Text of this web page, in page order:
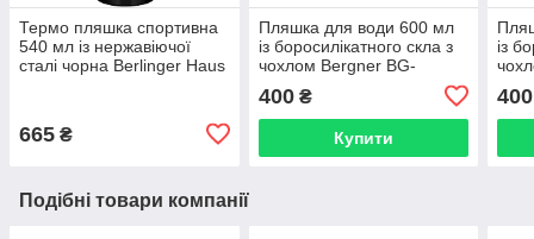
Термо пляшка спортивна
540 мл із нержавіючої
сталі чорна Berlinger Haus
665 ₴
Пляшка для води 600 мл
із боросилікатного скла з
чохлом Bergner BG-
400₴
Купити
із
400
Подібні товари компанії